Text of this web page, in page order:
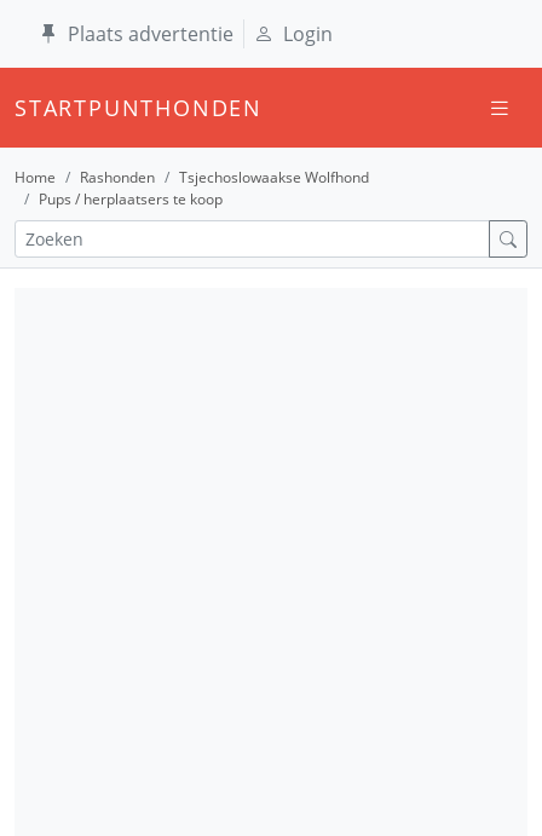
Plaats advertentie Login
STARTPUNTHONDEN
Home Rashonden
Tsjechoslowaakse Wolfhond
Pups / herplaatsers te koop